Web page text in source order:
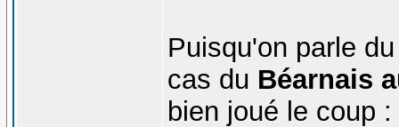
Puisqu'on parle
cas du Béarnais
bien joué le coup